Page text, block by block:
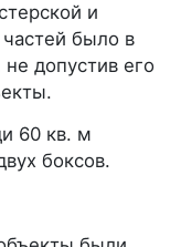
и
было в
допустив его
60 кв. м
боксов.